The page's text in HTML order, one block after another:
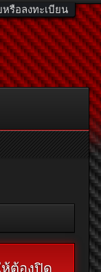
หรือลงทะเบียน
ต้องปิด